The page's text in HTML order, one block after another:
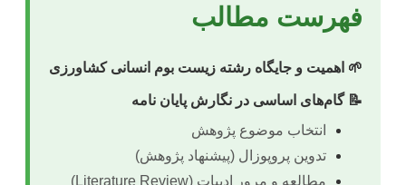
فهرست مطالب
🌱 اهمیت و جایگاه رشته زیست بوم انسانی کشاورزی
📝 گام‌های اساسی در نگارش پایان نامه
انتخاب موضوع پژوهش
تدوین پروپوزال (پیشنهاد پژوهش)
مطالعه و مرور ادبیات (Literature Review)